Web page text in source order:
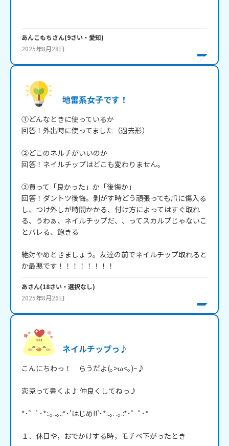
あんこもちさん(9さい・ 愛知)
2025年8月28日
地雷系女子です！
①どんなときに使っているか
回答！外出時に使ってました（過去形）
②どこのネルチがいいのか
回答！ネイルチップはどこも変わりません。
③買って「良かった」か「後悔か」
回答！ダントツ後悔。剥がす時どう頑張っても爪に傷入る
し、つけ外しが時間かかる、付け方によってはすぐ取れ
る、うわぁ、ネイルチップだ、、ってスカルプじゃないこ
とバレる、飽きる
絶対やめときましょう。友達の前でネイルチップ取れると
か最悪です！！！！！！！！
あさん(18さい・ 選択なし)
2025年8月26日
ネイルチップっ♪
こんにちわっ！　らうだよ(｡>ω<｡)~♪
恋兎って書くよ♪ 仲良くしてねっ♪
*･゜ﾟ･*:.｡..｡.:*･'はじめ!!'･*:.｡. .｡.:*･゜ﾟ･*
１．休日や，おでかけする時，モチベ下がったとき